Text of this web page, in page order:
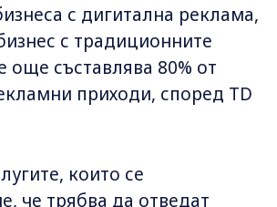
с дигитална реклама,
с традиционните
още съставлява 80% от
приходи, според TD
които се
че трябва да отведат